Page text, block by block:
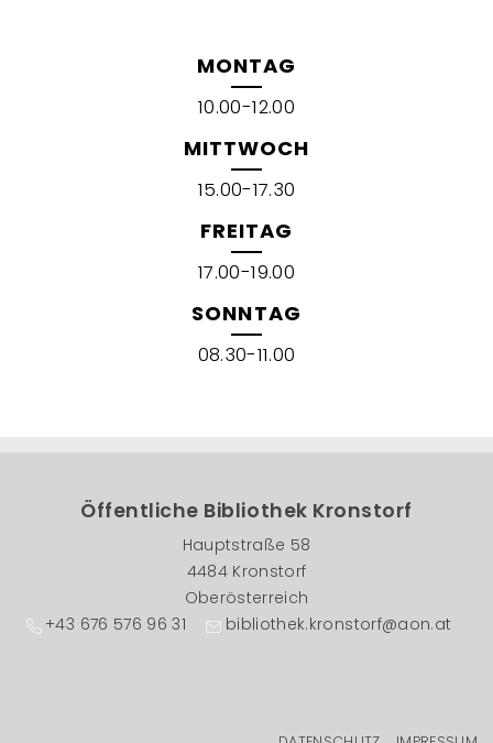
MONTAG
10.00-12.00
MITTWOCH
15.00-17.30
FREITAG
17.00-19.00
SONNTAG
08.30-11.00
Öffentliche Bibliothek Kronstorf
Hauptstraße 58
4484 Kronstorf
Oberösterreich
+43 676 576 96 31
bibliothek.kronstorf@aon.at